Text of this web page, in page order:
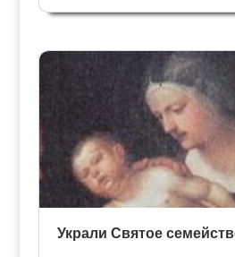
мраморе сделаны с
кладбиша правителей, где
Верона и Падуя
Династии
Украли Святое